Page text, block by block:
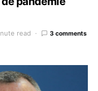
read 3 comments